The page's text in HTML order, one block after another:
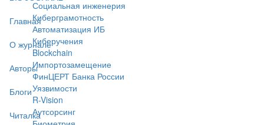
Главная
О журнале
Авторы
Блоги
Читалка
Социальная инженерия
Киберграмотность
Автоматизация ИБ
Киберучения
Blockchain
Импортозамещение
ФинЦЕРТ Банка России
Уязвимости
R-Vision
Аутсорсинг